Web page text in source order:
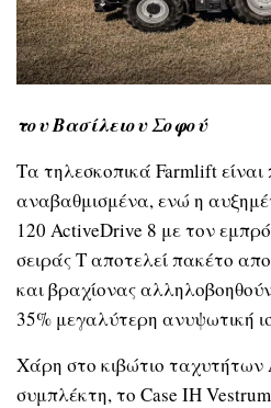
του Βασίλειου Σοφού
Τα τηλεσκοπικά Farmlift είναι
αναβαθμισμένα, ενώ η
120 ActiveDrive 8 με τον
σειράς T αποτελεί πακέτο
και βραχίονας
35% μεγαλύτερη ανυψωτική
Χάρη στο κιβώτιο ταχυτήτων
συμπλέκτη, το Case IH